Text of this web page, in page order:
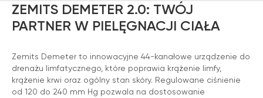
ZEMITS DEMETER 2.0: TWÓJ
PARTNER W PIELĘGNACJI CIAŁA
Zemits Demeter to innowacyjne 44-kanałowe urządzenie do
drenażu limfatycznego, które poprawia krążenie limfy,
krążenie krwi oraz ogólny stan skóry. Regulowane ciśnienie
od 120 do 240 mm Hg pozwala na dostosowanie